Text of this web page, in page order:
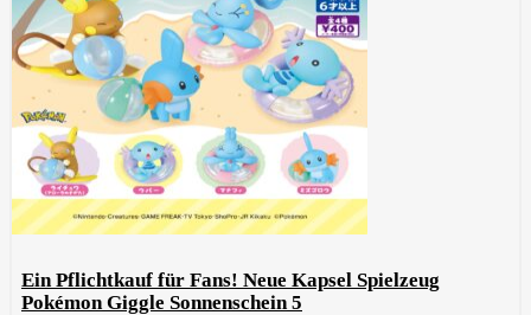
Ein Pflichtkauf für Fans! Neue Kapsel Spielzeug
Pokémon Giggle Sonnenschein 5